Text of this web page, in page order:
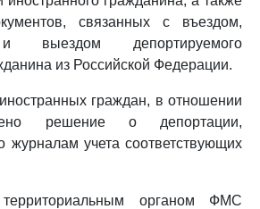
связанных с въездом,
выездом депортируемого
из Российской Федерации.
граждан, в отношении
решение о депортации,
журналам учета соответствующих
органом ФМС